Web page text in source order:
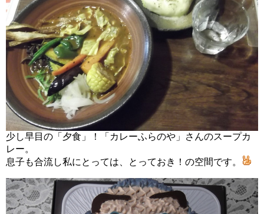
少し早目の「夕食」！「カレーふらのや」さんのスープカ
レー。
息子も合流し私にとっては、とっておき！の空間です。